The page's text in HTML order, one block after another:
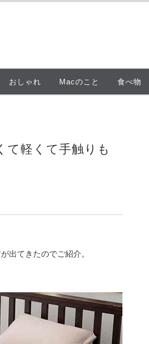
おしゃれ Macのこと 食べ物
て軽くて手触りも
出てきたのでご紹介。